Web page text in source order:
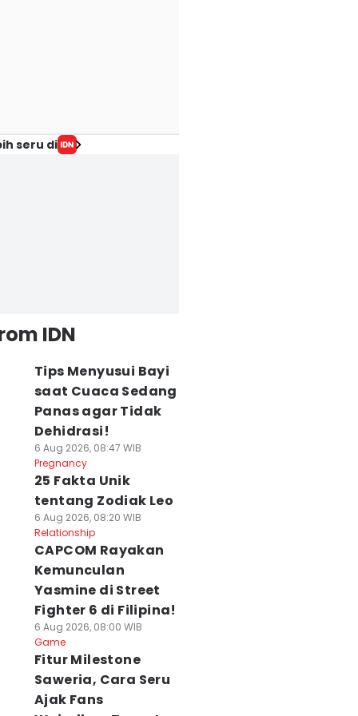
seru di
IDN
Tips Menyusui Bayi
saat Cuaca Sedang
Panas agar Tidak
Dehidrasi!
6 Aug 2026, 08:47 WIB
Pregnancy
25 Fakta Unik
tentang Zodiak Leo
6 Aug 2026, 08:20 WIB
Relationship
CAPCOM Rayakan
Kemunculan
Yasmine di Street
Fighter 6 di Filipina!
6 Aug 2026, 08:00 WIB
Game
Fitur Milestone
Saweria, Cara Seru
Ajak Fans